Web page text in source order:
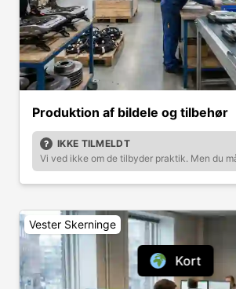
Kort
Produktion af bildele og tilbehør
IKKE TILMELDT
Vi ved ikke om de tilbyder praktik. Men du
Vester Skerninge